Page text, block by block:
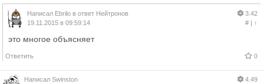
Написал Ebrilo в ответ Нейтронов
19.11.2015 в 09:59:14
3.42
#| ↑
это многое объясняет
Ответить 0
Написал Swinston
4.49